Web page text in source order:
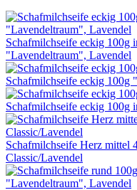
Schafmilchseife eckig 100g
"Lavendeltraum", Lavendel
Schafmilchseife eckig 100g
Schafmilchseife eckig 100g
Schafmilchseife Herz mittel
Classic/Lavendel